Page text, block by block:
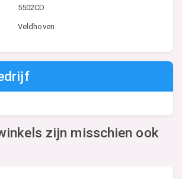
5502CD
Veldhoven
zijn misschien ook